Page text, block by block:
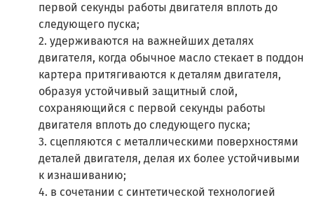
первой секунды работы двигателя вплоть до
следующего пуска;
2. удерживаются на важнейших деталях
двигателя, когда обычное масло стекает в поддон
картера притягиваются к деталям двигателя,
образуя устойчивый защитный слой,
сохраняющийся с первой секунды работы
двигателя вплоть до следующего пуска;
3. сцепляются с металлическими поверхностями
деталей двигателя, делая их более устойчивыми
к изнашиванию;
4. в сочетании с синтетической технологией